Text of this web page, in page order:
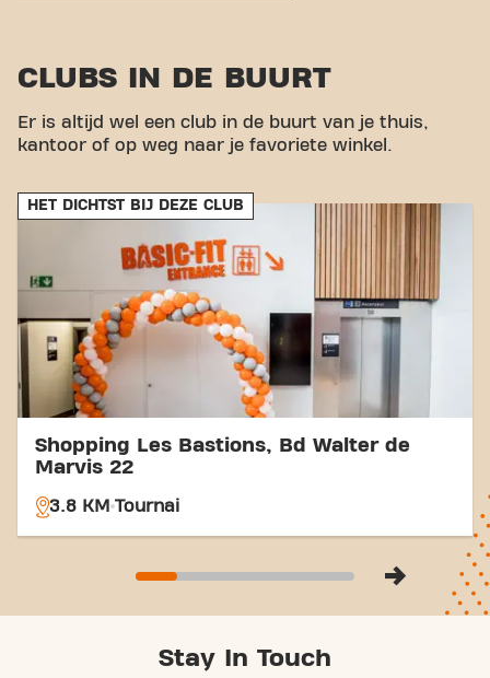
nearby, such as the car parks in the area of ​​Zoning
within walking distance of the gym.Train:The
Gare de Froyennes train station is close by for
fitness goals at Basic-Fit Tournai Froyennes is
easier than ever. Come visit and become part of
our fitness community!
CLUBS IN DE BUURT
Er is altijd wel een club in de buurt van je thuis,
kantoor of op weg naar je favoriete winkel.
HET DICHTST BIJ DEZE CLUB
Shopping Les Bastions, Bd Walter de
Marvis 22
3.8 KM Tournai
Stay In Touch